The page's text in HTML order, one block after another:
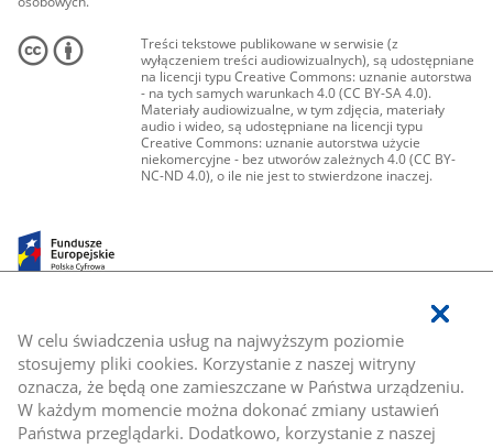
W celu świadczenia usług na najwyższym poziomie
stosujemy pliki cookies. Korzystanie z naszej witryny
oznacza, że będą one zamieszczane w Państwa urządzeniu.
W każdym momencie można dokonać zmiany ustawień
Państwa przeglądarki. Dodatkowo, korzystanie z naszej
Treści tekstowe publikowane w serwisie (z
wyłączeniem treści audiowizualnych), są udostępniane
na licencji typu Creative Commons: uznanie autorstwa
- na tych samych warunkach 4.0 (CC BY-SA 4.0).
Materiały audiowizualne, w tym zdjęcia, materiały
audio i wideo, są udostępniane na licencji typu
Creative Commons: uznanie autorstwa użycie
niekomercyjne - bez utworów zależnych 4.0 (CC BY-
NC-ND 4.0), o ile nie jest to stwierdzone inaczej.